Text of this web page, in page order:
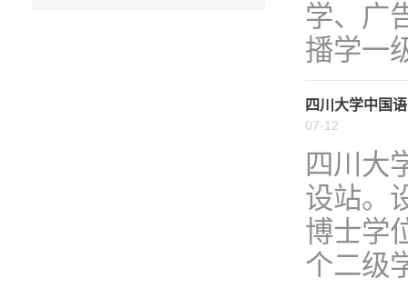
学、广
播学一
四川大学中国
07-12
四川大
设站。
博士学
个二级